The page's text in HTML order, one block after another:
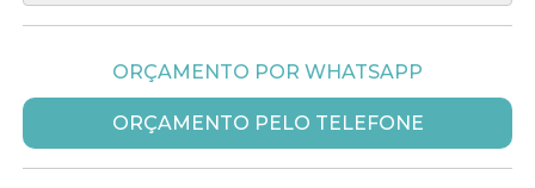
ORÇAMENTO POR WHATSAPP
ORÇAMENTO PELO TELEFONE